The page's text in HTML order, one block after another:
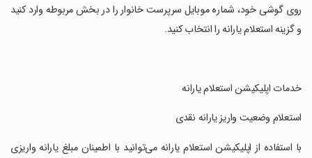
روی گوشی خود، شماره موبایل سرپرست خانوار را در بخش مربوطه وارد کنید
و گزینه استعلام یارانه را انتخاب کنید.
‏خدمات اپلیکیشن استعلام یارانه
‏استعلام وضعیت واریز یارانه نقدی
‏با استفاده از اپلیکیشن استعلام یارانه می‌توانید با اطمینان مبلغ یارانه واریزی